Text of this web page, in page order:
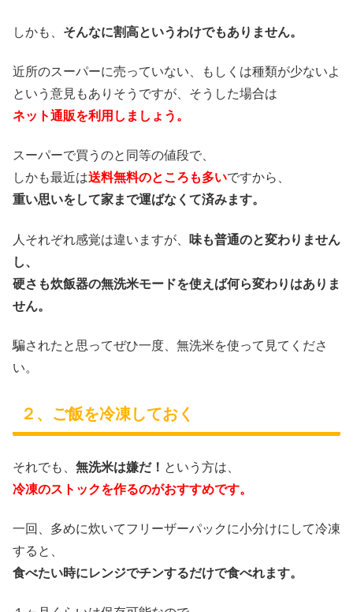
しかも、 そんなに割高というわけでもありません。
近所のスーパーに売っていない、もしくは種類が少ないよ
という意見もありそうですが、そうした場合は
ネット通販を利用しましょう。
スーパーで買うのと同等の値段で、
しかも最近は送料無料のところも多いですから、
重い思いをして家まで運ばなくて済みます。
人それぞれ感覚は違いますが、
味も普通のと変わりません
し、
硬さも炊飯器の無洗米モードを使えば何ら変わりはありま
せん。
騙されたと思ってぜひ一度、無洗米を使って見てくださ
い。
２、ご飯を冷凍しておく
それでも、 無洗米は嫌だ！ という方は、
冷凍のストックを作るのがおすすめです。
一回、多めに炊いてフリーザーパックに小分けにして冷凍
すると、
食べたい時にレンジでチンするだけで食べれます。